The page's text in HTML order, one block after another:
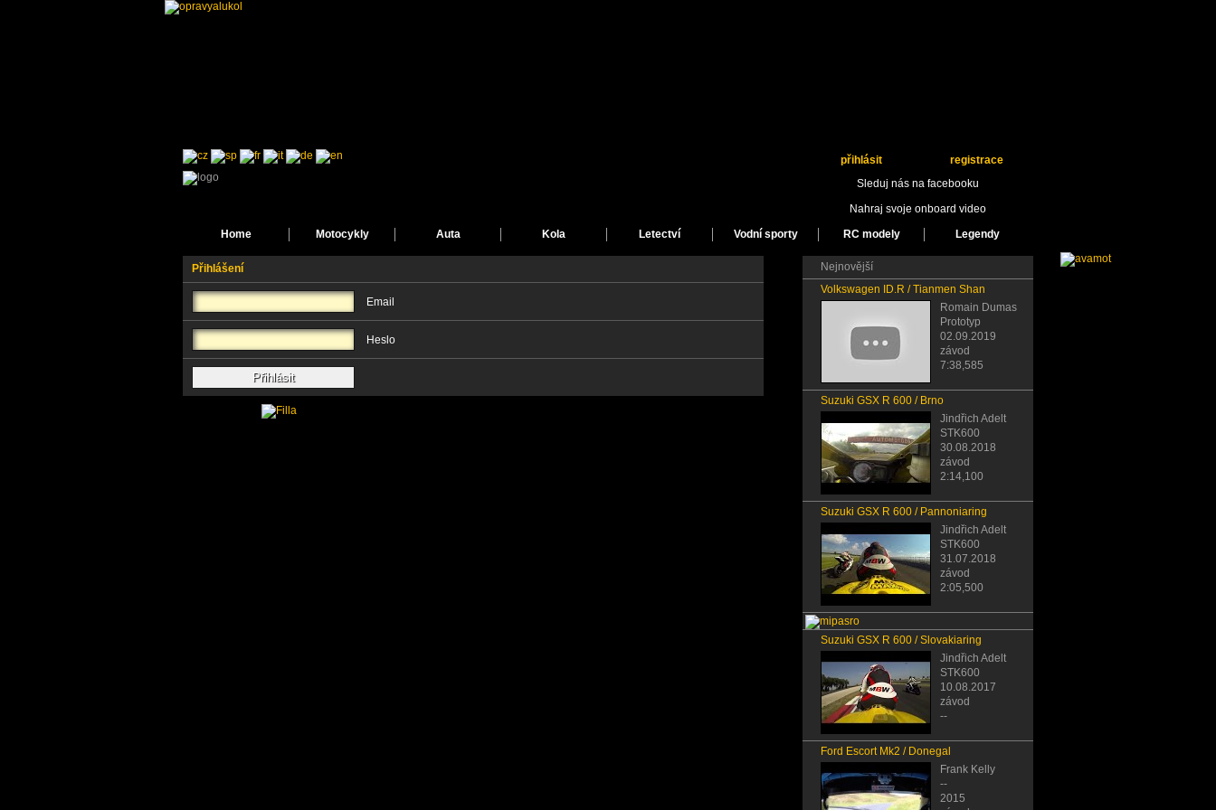
registrace
přihlásit
Sleduj nás na facebooku
Nahraj svoje onboard video
Home
Motocykly Auta Kola Letectví Vodní sporty RC modely Legendy
Přihlášení
Email
Heslo
Nejnovější
Volkswagen ID.R / Tianmen Shan
Romain Dumas
Prototyp
02.09.2019
závod
7:38,585
Suzuki GSX R 600 / Brno
Jindřich Adelt
STK600
30.08.2018
závod
2:14,100
Suzuki GSX R 600 / Pannoniaring
Jindřich Adelt
STK600
31.07.2018
závod
2:05,500
Suzuki GSX R 600 / Slovakiaring
Jindřich Adelt
STK600
10.08.2017
závod
--
Ford Escort Mk2 / Donegal
Frank Kelly
--
2015